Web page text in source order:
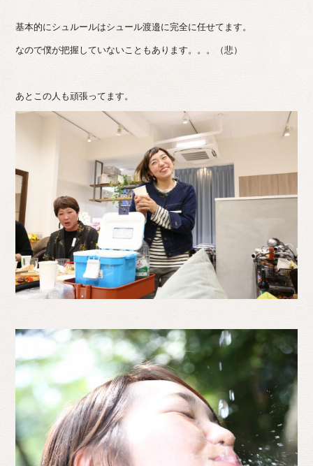
基本的にシュルールはシュール渡邉に完全に任せてます。
なので僕が把握していないこともあります。。。（悲）
あとこの人も頑張ってます。